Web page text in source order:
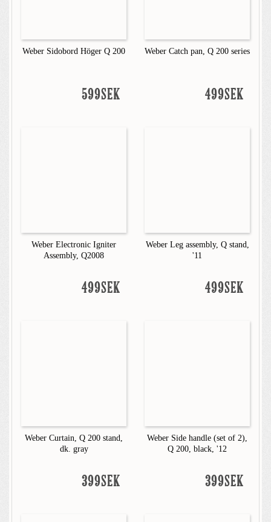
Weber Sidobord Höger Q 200
599SEK
Weber Catch pan, Q 200 series
499SEK
Weber Electronic Igniter
Assembly, Q2008
499SEK
Weber Leg assembly, Q stand,
'11
499SEK
Weber Curtain, Q 200 stand,
dk. gray
399SEK
Weber Side handle (set of 2),
Q 200, black, '12
399SEK